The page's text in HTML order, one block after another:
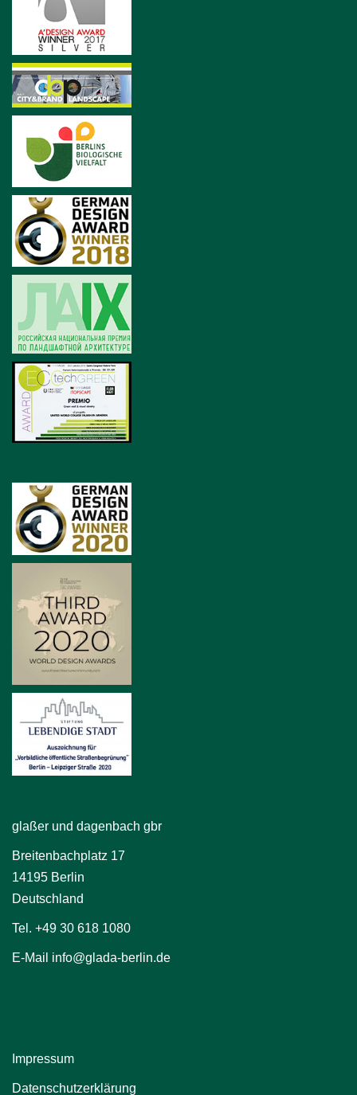
glaßer und dagenbach gbr
Breitenbachplatz 17
14195 Berlin
Deutschland
Tel. +49 30 618 1080
E-Mail info@glada-berlin.de
Impressum
Datenschutzerklärung